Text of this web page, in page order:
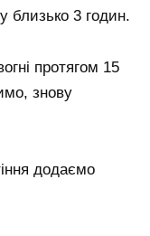
близько 3 годин.
протягом 15
знову
додаємо